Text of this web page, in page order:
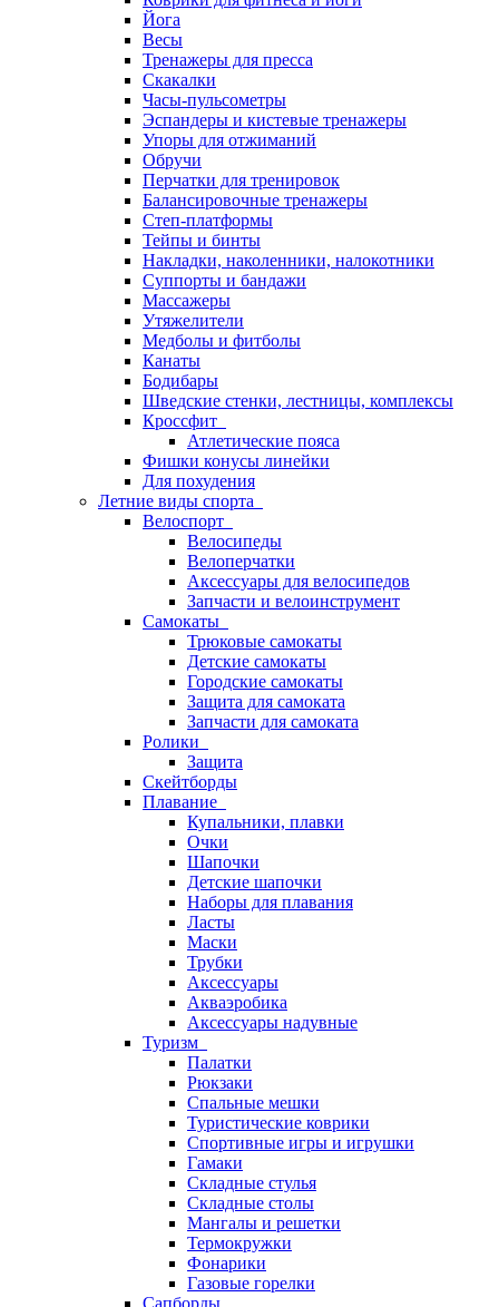
Йога
Весы
Тренажеры для пресса
Скакалки
Часы-пульсометры
Эспандеры и кистевые тренажеры
Упоры для отжиманий
Обручи
Перчатки для тренировок
Балансировочные тренажеры
Степ-платформы
Тейпы и бинты
Накладки, наколенники, налокотники
Суппорты и бандажи
Массажеры
Утяжелители
Медболы и фитболы
Канаты
Бодибары
Шведские стенки, лестницы, комплексы
Кроссфит
Атлетические пояса
Фишки конусы линейки
Для похудения
Летние виды спорта
Велоспорт
Велосипеды
Велоперчатки
Аксессуары для велосипедов
Запчасти и велоинструмент
Самокаты
Трюковые самокаты
Детские самокаты
Городские самокаты
Защита для самоката
Запчасти для самоката
Ролики
Защита
Скейтборды
Плавание
Купальники, плавки
Очки
Шапочки
Детские шапочки
Наборы для плавания
Ласты
Маски
Трубки
Аксессуары
Акваэробика
Аксессуары надувные
Туризм
Палатки
Рюкзаки
Спальные мешки
Туристические коврики
Спортивные игры и игрушки
Гамаки
Складные стулья
Складные столы
Мангалы и решетки
Термокружки
Фонарики
Газовые горелки
Сапборды